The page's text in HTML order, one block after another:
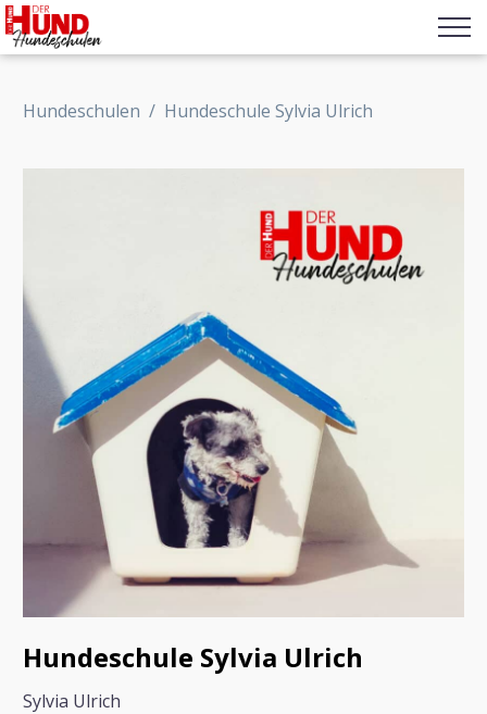
Hundeschulen / Hundeschule Sylvia Ulrich
Hundeschule Sylvia Ulrich
Sylvia Ulrich